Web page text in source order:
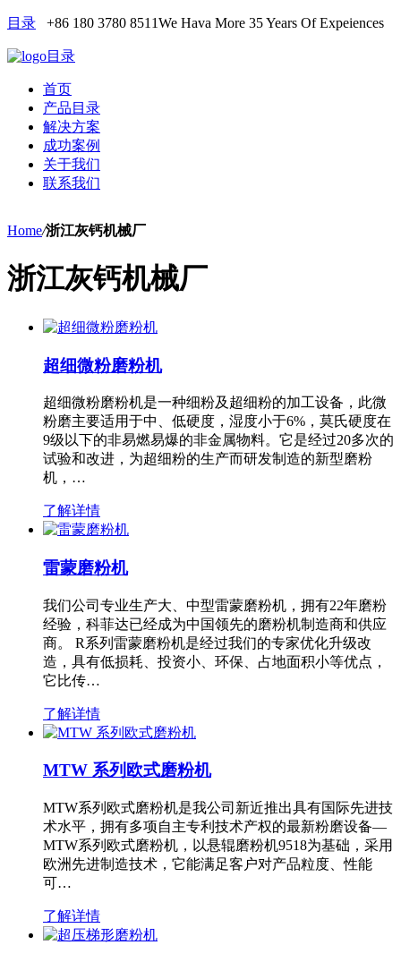
目录 +86 180 3780 8511We Hava More 35 Years Of Expeiences
目录
首页
产品目录
解决方案
成功案例
关于我们
联系我们
Home/浙江灰钙机械厂
浙江灰钙机械厂
超细微粉磨粉机
超细微粉磨粉机是一种细粉及超细粉的加工设备，此微
粉磨主要适用于中、低硬度，湿度小于6%，莫氏硬度在
9级以下的非易燃易爆的非金属物料。它是经过20多次的
试验和改进，为超细粉的生产而研发制造的新型磨粉
机，…
了解详情
雷蒙磨粉机
我们公司专业生产大、中型雷蒙磨粉机，拥有22年磨粉
经验，科菲达已经成为中国领先的磨粉机制造商和供应
商。 R系列雷蒙磨粉机是经过我们的专家优化升级改
造，具有低损耗、投资小、环保、占地面积小等优点，
它比传…
了解详情
MTW 系列欧式磨粉机
MTW系列欧式磨粉机是我公司新近推出具有国际先进技
术水平，拥有多项自主专利技术产权的最新粉磨设备—
MTW系列欧式磨粉机，以悬辊磨粉机9518为基础，采用
欧洲先进制造技术，它能满足客户对产品粒度、性能
可…
了解详情